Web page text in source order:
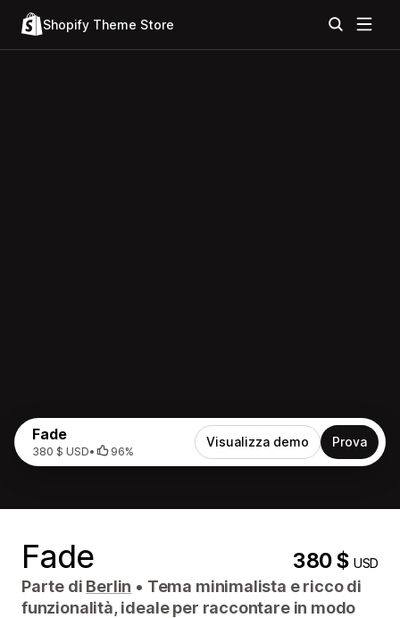
Shopify Theme Store
Fade
380 $ USD• 96%
Visualizza demo Prova
Fade 380 $USD
Parte di Berlin • Tema minimalista e ricco di
funzionalità, ideale per raccontare in modo